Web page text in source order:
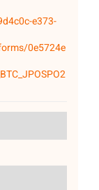
e373-
0e5724e